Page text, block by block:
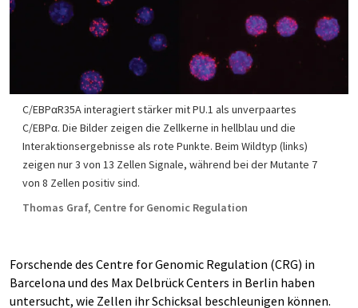
C/EBPαR35A interagiert stärker mit PU.1 als unverpaartes
C/EBPα. Die Bilder zeigen die Zellkerne in hellblau und die
Interaktionsergebnisse als rote Punkte. Beim Wildtyp (links)
zeigen nur 3 von 13 Zellen Signale, während bei der Mutante 7
von 8 Zellen positiv sind.
Thomas Graf, Centre for Genomic Regulation
Forschende des Centre for Genomic Regulation (CRG) in
Barcelona und des Max Delbrück Centers in Berlin haben
untersucht, wie Zellen ihr Schicksal beschleunigen können.